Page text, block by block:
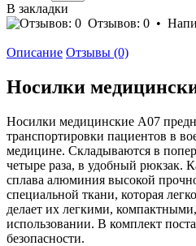
В закладки
Отзывов: 0 •
Описание Отзывы (0)
Носилки
Носилки медицинские A07
транспортировки пациентов в
медицине. Складываются в
четыре раза, в удобный рюкзак.
сплава алюминия высокой
специальной ткани, которая
делает их легкими,
использовании. В комплект
безопасности.